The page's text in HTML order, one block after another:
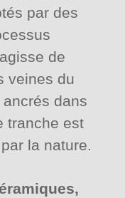
par des
de
veines du
dans
tranche est
la nature.